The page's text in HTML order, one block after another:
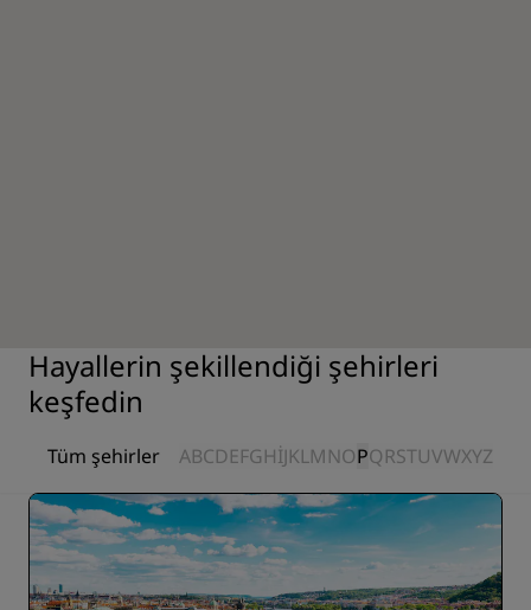
Hayallerin şekillendiği şehirleri
keşfedin
Tüm şehirler ABCDEFGHIJKLMNOPQRSTUVWXYZ